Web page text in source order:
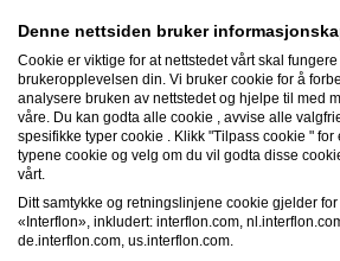
Interflon Nor AS
Borgeskogen 6
3160 Stokke
Norge
Email:info@interflon.no
Phone:+47 33 36 07 70
Denne nettsiden bruker
Cookie er viktige for at nettstedet vårt skal
brukeropplevelsen din. Vi bruker cookie for å
analysere bruken av nettstedet og hjelpe til med
våre. Du kan godta alle cookie , avvise alle
spesifikke typer cookie . Klikk "Tilpass cookie "
typene cookie og velg om du vil godta disse
vårt.
Ditt samtykke og retningslinjene cookie gjelder for
«Interflon», inkludert: interflon.com,
de.interflon.com, us.interflon.com.